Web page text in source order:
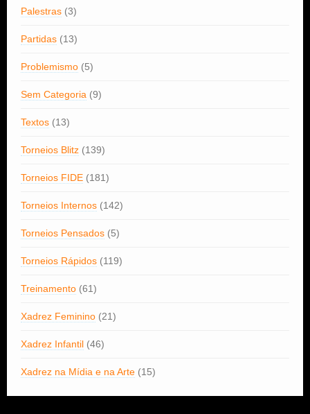
Palestras (3)
Partidas (13)
Problemismo (5)
Sem Categoria (9)
Textos (13)
Torneios Blitz (139)
Torneios FIDE (181)
Torneios Internos (142)
Torneios Pensados (5)
Torneios Rápidos (119)
Treinamento (61)
Xadrez Feminino (21)
Xadrez Infantil (46)
Xadrez na Mídia e na Arte (15)